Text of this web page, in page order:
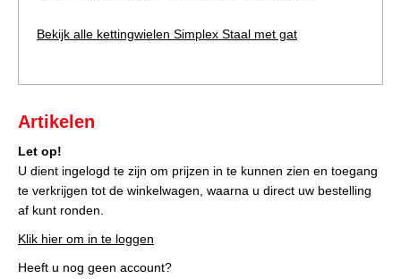
Bekijk alle kettingwielen Simplex Staal met gat
Artikelen
Let op!
U dient ingelogd te zijn om prijzen in te kunnen zien en toegang
te verkrijgen tot de winkelwagen, waarna u direct uw bestelling
af kunt ronden.
Klik hier om in te loggen
Heeft u nog geen account?